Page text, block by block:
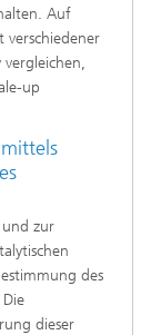
Auf
verschiedener
up
zur
des
dieser